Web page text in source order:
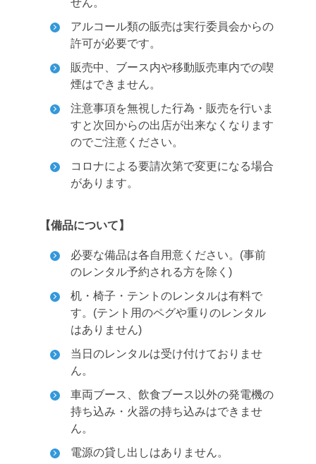
せん。
アルコール類の販売は実行委員会からの
許可が必要です。
販売中、ブース内や移動販売車内での喫
煙はできません。
注意事項を無視した行為・販売を行いま
すと次回からの出店が出来なくなります
のでご注意ください。
コロナによる要請次第で変更になる場合
があります。
【備品について】
必要な備品は各自用意ください。(事前
のレンタル予約される方を除く)
机・椅子・テントのレンタルは有料で
す。(テント用のペグや重りのレンタル
はありません)
当日のレンタルは受け付けておりませ
ん。
車両ブース、飲食ブース以外の発電機の
持ち込み・火器の持ち込みはできませ
ん。
電源の貸し出しはありません。